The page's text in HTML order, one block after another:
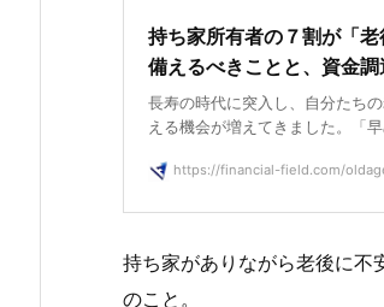
持ち家所有者の７割が「
備えるべきことと、資金調
長寿の時代に突入し、自分たち
える機会が増えてきました。「
https://financial-field.com/
持ち家がありながら老後に不
のこと。